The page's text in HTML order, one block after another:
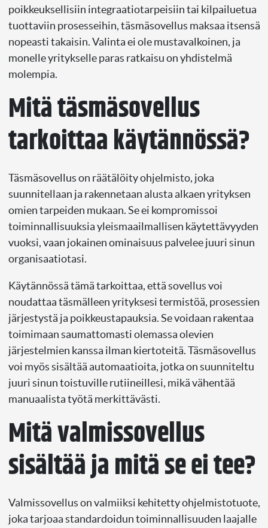
poikkeuksellisiin integraatiotarpeisiin tai kilpailuetua
tuottaviin prosesseihin, täsmäsovellus maksaa itsensä
nopeasti takaisin. Valinta ei ole mustavalkoinen, ja
monelle yritykselle paras ratkaisu on yhdistelmä
molempia.
Mitä täsmäsovellus
tarkoittaa käytännössä?
Täsmäsovellus on räätälöity ohjelmisto, joka
suunnitellaan ja rakennetaan alusta alkaen yrityksen
omien tarpeiden mukaan. Se ei kompromissoi
toiminnallisuuksia yleismaailmallisen käytettävyyden
vuoksi, vaan jokainen ominaisuus palvelee juuri sinun
organisaatiotasi.
Käytännössä tämä tarkoittaa, että sovellus voi
noudattaa täsmälleen yrityksesi termistöä, prosessien
järjestystä ja poikkeustapauksia. Se voidaan rakentaa
toimimaan saumattomasti olemassa olevien
järjestelmien kanssa ilman kiertoteitä. Täsmäsovellus
voi myös sisältää automaatioita, jotka on suunniteltu
juuri sinun toistuville rutiineillesi, mikä vähentää
manuaalista työtä merkittävästi.
Mitä valmissovellus
sisältää ja mitä se ei tee?
Valmissovellus on valmiiksi kehitetty ohjelmistotuote,
joka tarjoaa standardoidun toiminnallisuuden laajalle